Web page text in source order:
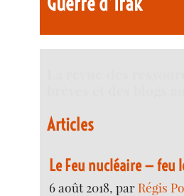
Articles
Le Feu nucléaire — feu
6 août 2018, par Régis